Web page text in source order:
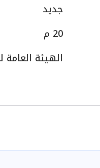
جديد
20 م
الهيئة العامة